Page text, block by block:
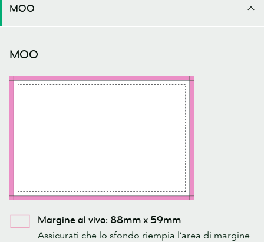
MOO
MOO
Margine al vivo: 88mm x 59mm
Assicurati che lo sfondo riempia l’area di margine